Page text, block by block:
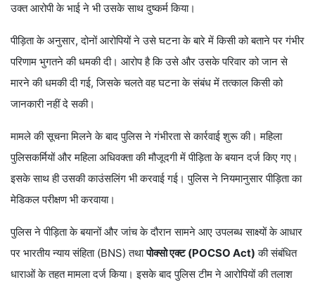
उक्त आरोपी के भाई ने भी उसके साथ दुष्कर्म किया।
पीड़िता के अनुसार, दोनों आरोपियों ने उसे घटना के बारे में किसी को बताने पर गंभीर
परिणाम भुगतने की धमकी दी। आरोप है कि उसे और उसके परिवार को जान से
मारने की धमकी दी गई, जिसके चलते वह घटना के संबंध में तत्काल किसी को
जानकारी नहीं दे सकी।
मामले की सूचना मिलने के बाद पुलिस ने गंभीरता से कार्रवाई शुरू की। महिला
पुलिसकर्मियों और महिला अधिवक्ता की मौजूदगी में पीड़िता के बयान दर्ज किए गए।
इसके साथ ही उसकी काउंसलिंग भी करवाई गई। पुलिस ने नियमानुसार पीड़िता का
मेडिकल परीक्षण भी करवाया।
पुलिस ने पीड़िता के बयानों और जांच के दौरान सामने आए उपलब्ध साक्ष्यों के आधार
पर भारतीय न्याय संहिता (BNS) तथापोक्सो एक्ट (POCSO Act) की संबंधित
धाराओं के तहत मामला दर्ज किया। इसके बाद पुलिस टीम ने आरोपियों की तलाश